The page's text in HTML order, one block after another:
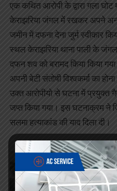
एक कथित आरोपी के द्वारा गला घोट
केराझरिया जंगल में रखकर अपने
जमीन में दफना देना जुर्म स्वीकार
स्थल केराझरिया थाना पाली के
दफन शव को बरामद किया किया
अपनी बेटी संतोषी विश्वकर्मा का
उक्त आरोपीयो से घटना में प्रयुक्त
जप्त किया गया। इस घटनाक्रम ने
सलमा हत्याकांड की याद दिला दी।